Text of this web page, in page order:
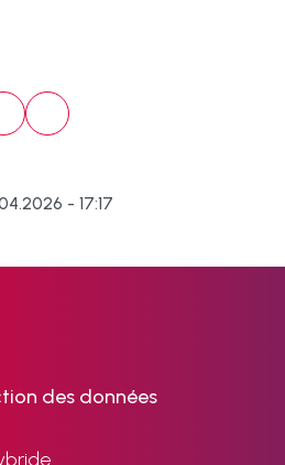
- 17:17
des données